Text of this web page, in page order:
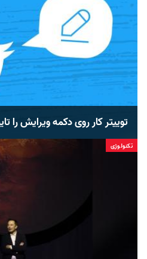
توییتر کار روی دکمه ویرایش را
تکنولوژی